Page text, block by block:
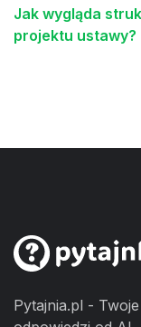
Jak wygląda
projektu ustawy?
Pytajnia.pl -